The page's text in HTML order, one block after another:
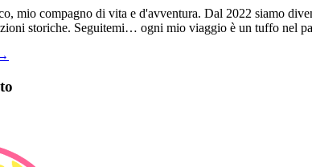
mio compagno di vita e d'avventura. Dal 2022 siamo
storiche. Seguitemi… ogni mio viaggio è un tuffo nel